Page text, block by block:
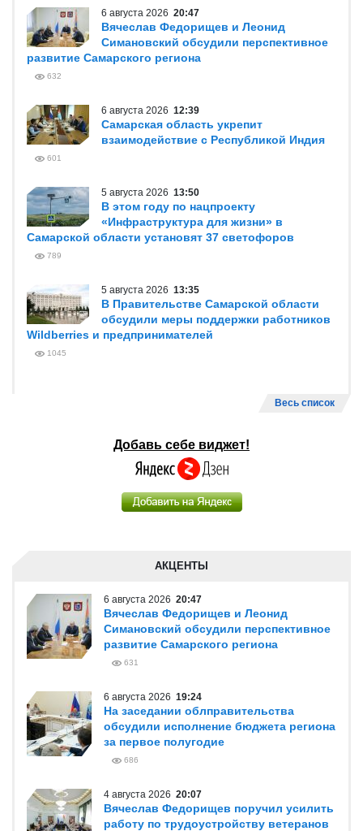
6 августа 2026 20:47
Вячеслав Федорищев и Леонид
Симановский обсудили перспективное
развитие Самарского региона
632
6 августа 2026 12:39
Самарская область укрепит
взаимодействие с Республикой Индия
601
5 августа 2026 13:50
В этом году по нацпроекту
«Инфраструктура для жизни» в
Самарской области установят 37 светофоров
789
5 августа 2026 13:35
В Правительстве Самарской области
обсудили меры поддержки работников
Wildberries и предпринимателей
1045
Весь список
Добавь себе виджет!
АКЦЕНТЫ
6 августа 2026 20:47
Вячеслав Федорищев и Леонид
Симановский обсудили перспективное
развитие Самарского региона
631
6 августа 2026 19:24
На заседании облправительства
обсудили исполнение бюджета региона
за первое полугодие
686
4 августа 2026 20:07
Вячеслав Федорищев поручил усилить
работу по трудоустройству ветеранов